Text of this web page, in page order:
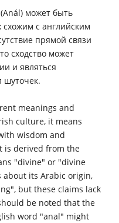
может быть
схожим с английским
прямой связи
сходство может
и являться
шуточек.
meanings and
culture, it means
wisdom and
is derived from the
"divine" or "divine
about its Arabic origin,
but these claims lack
be noted that the
word "anal" might